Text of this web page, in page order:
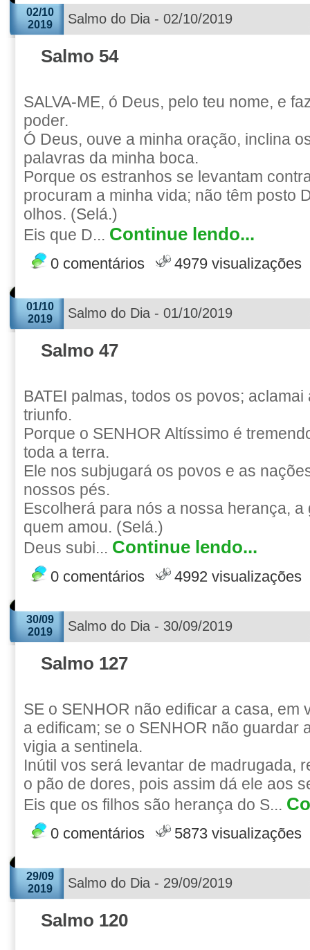
02/10
2019
Salmo do Dia - 02/10/2019
Salmo 54
SALVA-ME, ó Deus, pelo teu nome, e
poder.
Ó Deus, ouve a minha oração, inclina
palavras da minha boca.
Porque os estranhos se levantam
procuram a minha vida; não têm posto
olhos. (Selá.)
Eis que D... Continue lendo...
0 comentários 4979 visualizações
01/10
2019
Salmo do Dia - 01/10/2019
Salmo 47
BATEI palmas, todos os povos;
triunfo.
Porque o SENHOR Altíssimo é
toda a terra.
Ele nos subjugará os povos e as
nossos pés.
Escolherá para nós a nossa herança, a
quem amou. (Selá.)
Deus subi... Continue lendo...
0 comentários 4992 visualizações
30/09
2019
Salmo do Dia - 30/09/2019
Salmo 127
SE o SENHOR não edificar a casa, em
a edificam; se o SENHOR não guardar
vigia a sentinela.
Inútil vos será levantar de madrugada,
o pão de dores, pois assim dá ele aos
Eis que os filhos são herança do S...
0 comentários 5873 visualizações
29/09
2019
Salmo do Dia - 29/09/2019
Salmo 120